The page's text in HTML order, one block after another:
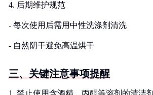
4. 后期维护规范
- 每次使用后需用中性洗涤剂清洗
- 自然阴干避免高温烘干
三、关键注意事项提醒
1. 禁止使用含酒精、丙酮等溶剂的清洁剂